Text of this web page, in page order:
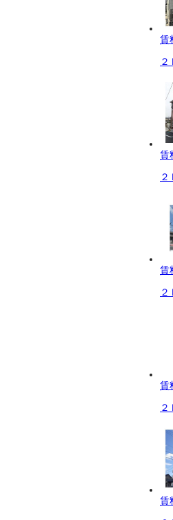
賃
賃
賃
賃
賃